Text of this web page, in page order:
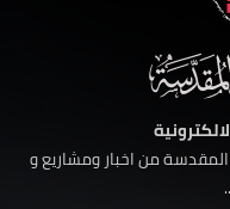
من اخبار ومشاريع و